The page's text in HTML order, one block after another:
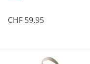
CHF 59.95